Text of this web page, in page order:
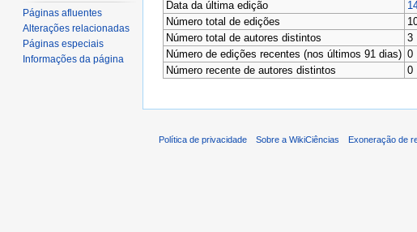
Data da última edição
Número total de edições
Número total de autores distintos
3
Número de edições recentes (nos últimos 91 dias) 0
Número recente de autores distintos
0
Páginas afluentes
Alterações relacionadas
Páginas especiais
Informações da página
Política de privacidade Sobre a WikiCiências Exoneração de